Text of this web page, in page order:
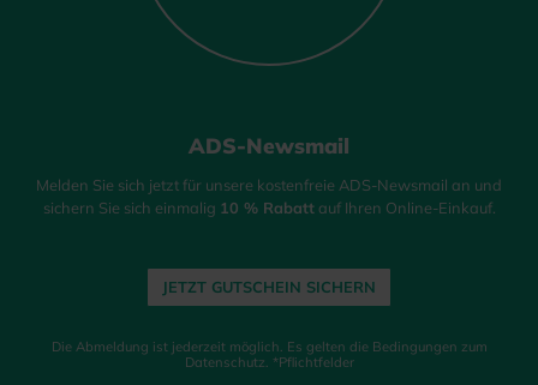
ADS-Newsmail
Melden Sie sich jetzt für unsere kostenfreie ADS-Newsmail an und
sichern Sie sich einmalig 10 % Rabattauf Ihren Online-Einkauf.
JETZT GUTSCHEIN SICHERN
Die Abmeldung ist jederzeit möglich. Es gelten die Bedingungen zum
Datenschutz. *Pflichtfelder